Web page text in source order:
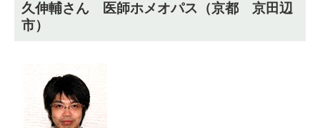
久伸輔さん 医師ホメオパス（京都 京田辺
市）